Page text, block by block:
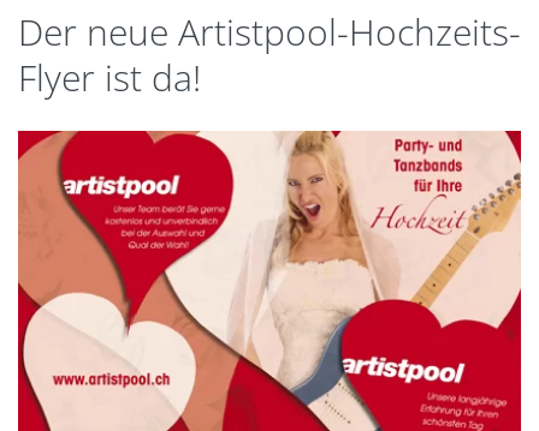
Der neue Artistpool-Hochzeits-
Flyer ist da!